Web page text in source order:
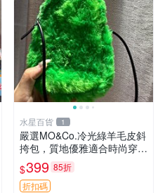
水星百貨 1
嚴選MO&Co.冷光綠羊毛皮斜
挎包，質地優雅適合時尚穿搭
冷光綠 皮包 斜挎包
$399 85折
折扣碼